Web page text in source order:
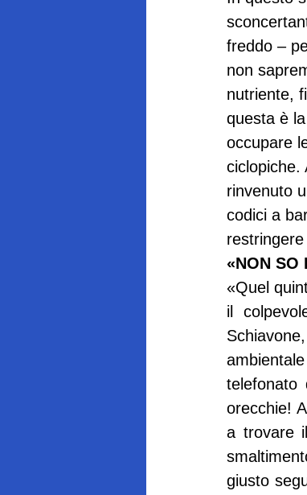
freddo –
non
nutriente,
questa è
occupare
ciclopiche.
rinvenuto
codici a
«NON SO
«Quel
il
telefonato
orecchie!
a trovare
giusto